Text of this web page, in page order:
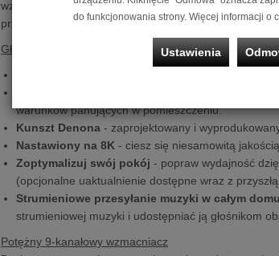
wzmacniacz wypełni duże pomieszczenia
przyszłą aktualizacją oprogramowania.
Główne Cechy
- dzięki
warunków panujących w pomieszczeniu.
Kunszt Denona - zaprojektowany i
Nastawiony na 8K - ciesz się niesamowitą
Zoptymalizuj swój pokój - popraw wydajność
(opcjonalne uaktualnienie dostępne wraz z
Strumieniowe przesyłanie muzyki w całym domu
strumieniowej muzyki i udostępniać ją głośnikom
Potężny 9-kanałowy wzmacniacz
do funkcjonowania strony. Więcej informacji o
Ustawienia